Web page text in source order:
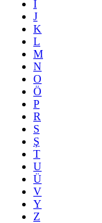
İ
J
K
L
M
N
O
Ö
P
R
S
Ş
T
U
Ü
V
Y
Z